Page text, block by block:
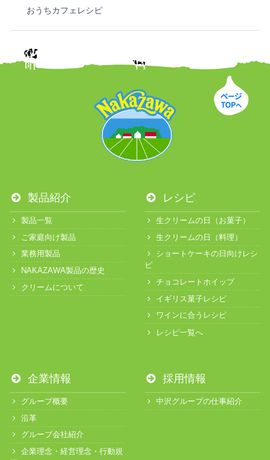
おうちカフェレシピ
製品紹介
製品一覧
ご家庭向け製品
業務用製品
NAKAZAWA製品の歴史
クリームについて
レシピ
生クリームの日（お菓子）
生クリームの日（料理）
ショートケーキの日向けレシ
ピ
チョコレートホイップ
イギリス菓子レシピ
ワインに合うレシピ
レシピ一覧へ
企業情報
グループ概要
沿革
グループ会社紹介
企業理念・経営理念・行動規
採用情報
中沢グループの仕事紹介